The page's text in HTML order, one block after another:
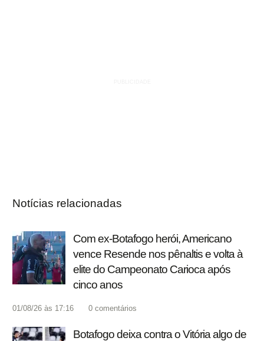
Notícias relacionadas
Com ex-Botafogo herói, Americano
vence Resende nos pênaltis e volta à
elite do Campeonato Carioca após
cinco anos
01/08/26 às 17:16 0 comentários
Botafogo deixa contra o Vitória algo de